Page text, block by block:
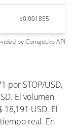
$0.001855
byCoingeckoAPI
por STOP/USD,
El volumen
USD. El
real. En